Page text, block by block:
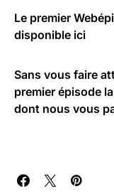
Le premier
disponible ici
Sans vous faire
premier épisode
dont nous vous